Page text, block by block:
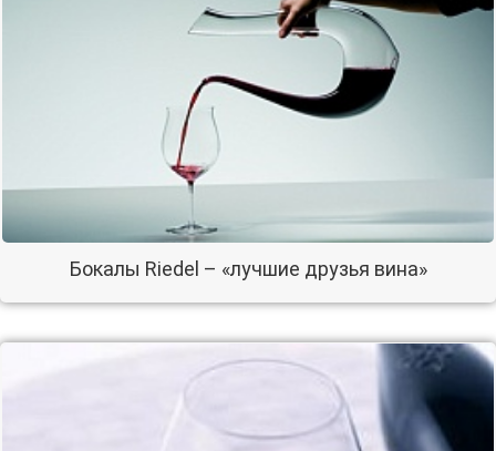
Бокалы Riedel – «лучшие друзья вина»